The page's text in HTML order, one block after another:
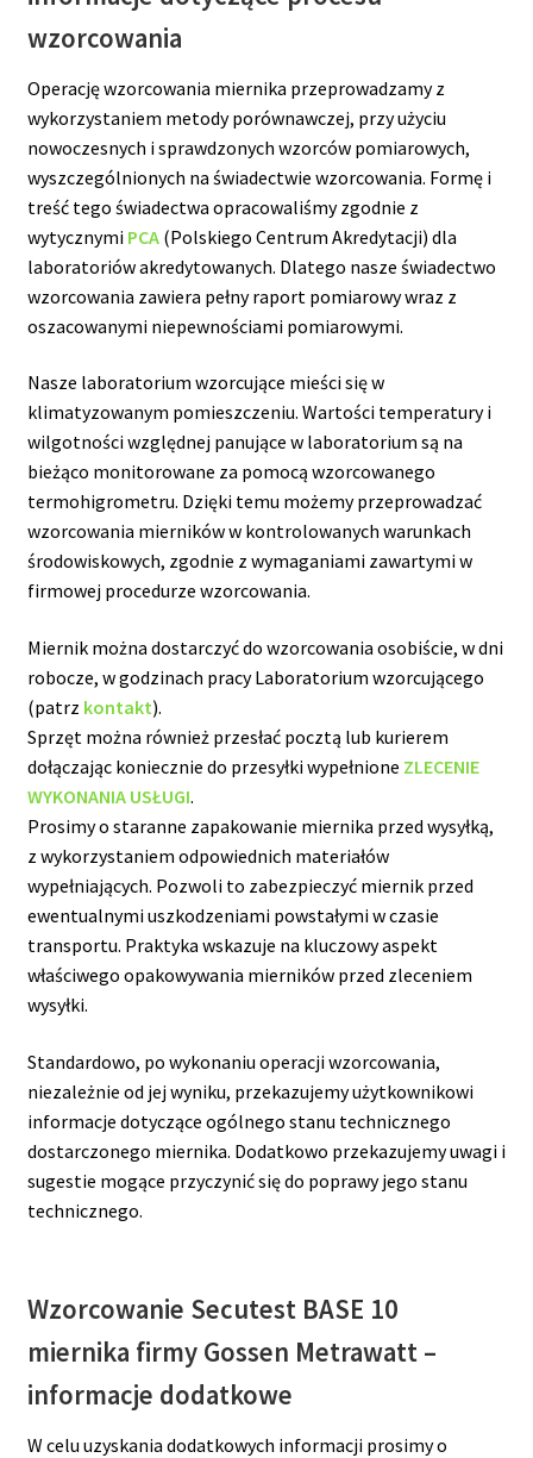
wzorcowania
Operację wzorcowania miernika przeprowadzamy z
wykorzystaniem metody porównawczej, przy użyciu
nowoczesnych i sprawdzonych wzorców pomiarowych,
wyszczególnionych na świadectwie wzorcowania. Formę i
treść tego świadectwa opracowaliśmy zgodnie z
wytycznymi PCA(Polskiego Centrum Akredytacji) dla
laboratoriów akredytowanych. Dlatego nasze świadectwo
wzorcowania zawiera pełny raport pomiarowy wraz z
oszacowanymi niepewnościami pomiarowymi.
Nasze laboratorium wzorcujące mieści się w
klimatyzowanym pomieszczeniu. Wartości temperatury i
wilgotności względnej panujące w laboratorium są na
bieżąco monitorowane za pomocą wzorcowanego
termohigrometru. Dzięki temu możemy przeprowadzać
wzorcowania mierników w kontrolowanych warunkach
środowiskowych, zgodnie z wymaganiami zawartymi w
firmowej procedurze wzorcowania.
Miernik można dostarczyć do wzorcowania osobiście, w dni
robocze, w godzinach pracy Laboratorium wzorcującego
(patrz kontakt).
Sprzęt można również przesłać pocztą lub kurierem
dołączając koniecznie do przesyłki wypełnione ZLECENIE
WYKONANIA USŁUGI.
Prosimy o staranne zapakowanie miernika przed wysyłką,
z wykorzystaniem odpowiednich materiałów
wypełniających. Pozwoli to zabezpieczyć miernik przed
ewentualnymi uszkodzeniami powstałymi w czasie
transportu. Praktyka wskazuje na kluczowy aspekt
właściwego opakowywania mierników przed zleceniem
wysyłki.
Standardowo, po wykonaniu operacji wzorcowania,
niezależnie od jej wyniku, przekazujemy użytkownikowi
informacje dotyczące ogólnego stanu technicznego
dostarczonego miernika. Dodatkowo przekazujemy uwagi i
sugestie mogące przyczynić się do poprawy jego stanu
technicznego.
Wzorcowanie Secutest BASE 10
miernika firmy Gossen Metrawatt –
informacje dodatkowe
W celu uzyskania dodatkowych informacji prosimy o